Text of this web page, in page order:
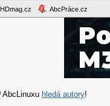
HDmag.cz AbcPráce.cz
AbcLinuxu hledá autory!